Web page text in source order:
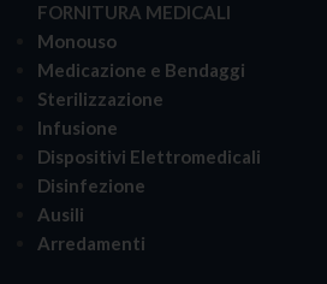
FORNITURA MEDICALI
Monouso
Medicazione e Bendaggi
Sterilizzazione
Infusione
Dispositivi Elettromedicali
Disinfezione
Ausili
Arredamenti